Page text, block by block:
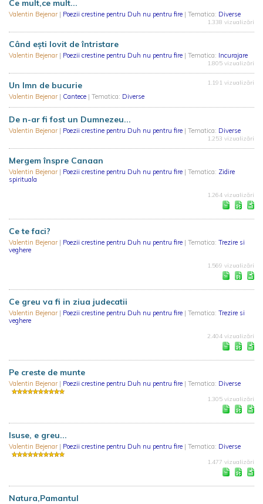
Ce mult,ce mult...
Valentin Bejenar | Poezii crestine pentru Duh nu pentru fire | Tematica: Diverse
1.338 vizualizări
Când ești lovit de întristare
Valentin Bejenar | Poezii crestine pentru Duh nu pentru fire | Tematica: Incurajare
1.805 vizualizări
Un Imn de bucurie
Valentin Bejenar | Cantece | Tematica: Diverse
1.191 vizualizări
De n-ar fi fost un Dumnezeu...
Valentin Bejenar | Poezii crestine pentru Duh nu pentru fire | Tematica: Diverse
1.253 vizualizări
Mergem înspre Canaan
Valentin Bejenar | Poezii crestine pentru Duh nu pentru fire | Tematica: Zidire
spirituala
1.264 vizualizări
Ce te faci?
Valentin Bejenar | Poezii crestine pentru Duh nu pentru fire | Tematica: Trezire si
veghere
1.569 vizualizări
Ce greu va fi in ziua judecatii
Valentin Bejenar | Poezii crestine pentru Duh nu pentru fire | Tematica: Trezire si
veghere
2.404 vizualizări
Pe creste de munte
Valentin Bejenar | Poezii crestine pentru Duh nu pentru fire | Tematica: Diverse
1.305 vizualizări
Isuse, e greu...
Valentin Bejenar | Poezii crestine pentru Duh nu pentru fire | Tematica: Diverse
1.477 vizualizări
Natura,Pamantul